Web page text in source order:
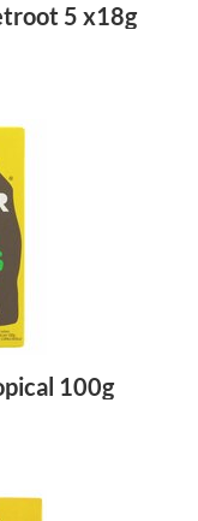
5 x18g
100g